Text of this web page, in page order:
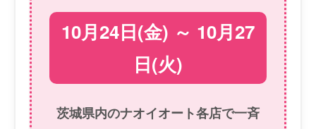
10月24日(金) ～ 10月27
日(火)
茨城県内のナオイオート各店で一斉